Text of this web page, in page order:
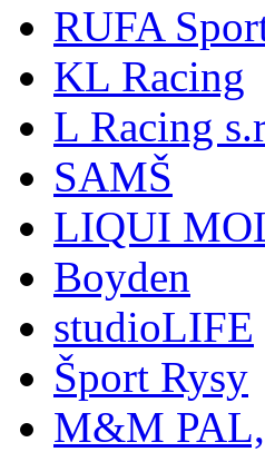
RUFA
KL Racing
L Racing
SAMŠ
LIQUI
Boyden
studioLIFE
Šport Rysy
M&M